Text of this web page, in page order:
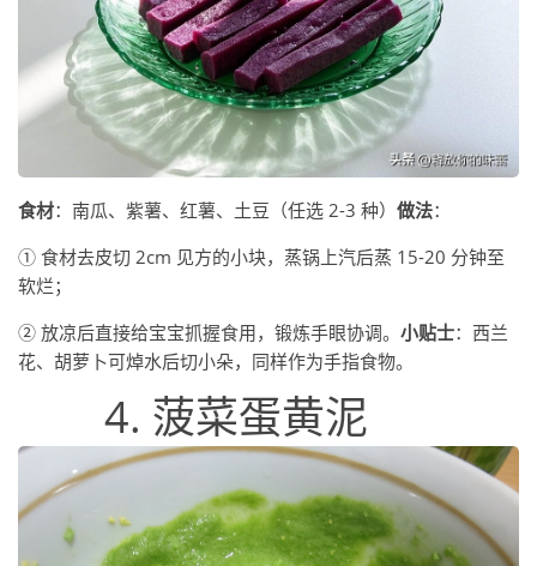
食材：南瓜、紫薯、红薯、土豆（任选 2-3 种） 做法：
① 食材去皮切 2cm 见方的小块，蒸锅上汽后蒸 15-20 分钟至
软烂；
② 放凉后直接给宝宝抓握食用，锻炼手眼协调。 小贴士：西兰
花、胡萝卜可焯水后切小朵，同样作为手指食物。
4. 菠菜蛋黄泥